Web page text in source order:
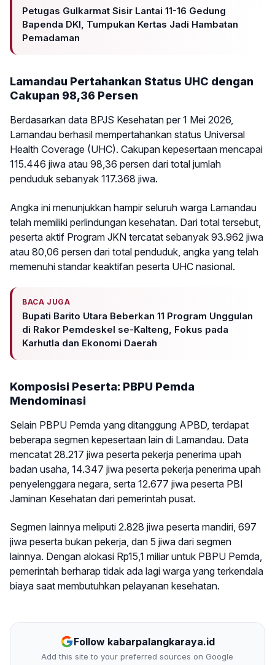
Petugas Gulkarmat Sisir Lantai 11-16 Gedung
Bapenda DKI, Tumpukan Kertas Jadi Hambatan
Pemadaman
Lamandau Pertahankan Status UHC dengan
Cakupan 98,36 Persen
Berdasarkan data BPJS Kesehatan per 1 Mei 2026,
Lamandau berhasil mempertahankan status Universal
Health Coverage (UHC). Cakupan kepesertaan mencapai
115.446 jiwa atau 98,36 persen dari total jumlah
penduduk sebanyak 117.368 jiwa.
Angka ini menunjukkan hampir seluruh warga Lamandau
telah memiliki perlindungan kesehatan. Dari total tersebut,
peserta aktif Program JKN tercatat sebanyak 93.962 jiwa
atau 80,06 persen dari total penduduk, angka yang telah
memenuhi standar keaktifan peserta UHC nasional.
BACA JUGA
Bupati Barito Utara Beberkan 11 Program Unggulan
di Rakor Pemdeskel se-Kalteng, Fokus pada
Karhutla dan Ekonomi Daerah
Komposisi Peserta: PBPU Pemda
Mendominasi
Selain PBPU Pemda yang ditanggung APBD, terdapat
beberapa segmen kepesertaan lain di Lamandau. Data
mencatat 28.217 jiwa peserta pekerja penerima upah
badan usaha, 14.347 jiwa peserta pekerja penerima upah
penyelenggara negara, serta 12.677 jiwa peserta PBI
Jaminan Kesehatan dari pemerintah pusat.
Segmen lainnya meliputi 2.828 jiwa peserta mandiri, 697
jiwa peserta bukan pekerja, dan 5 jiwa dari segmen
lainnya. Dengan alokasi Rp15,1 miliar untuk PBPU Pemda,
pemerintah berharap tidak ada lagi warga yang terkendala
biaya saat membutuhkan pelayanan kesehatan.
Follow kabarpalangkaraya.id
Add this site to your preferred sources on Google